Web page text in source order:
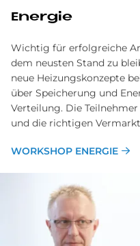
Energie
Wichtig für erfolgreiche
dem neusten Stand zu
neue Heizungskonzepte
über Speicherung und
Verteilung. Die
und die richtigen
WORKSHOP ENERGIE